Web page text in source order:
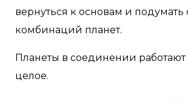
вернуться к основам и подумать
комбинаций планет.
Планеты в соединении
целое.